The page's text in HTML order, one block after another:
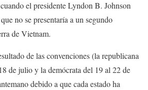
el presidente Lyndon B. Johnson
no se presentaría a un segundo
de Vietnam.
de las convenciones (la republicana
de julio y la demócrata del 19 al 22 de
debido a que cada estado ha